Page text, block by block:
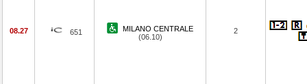
08.27 651
MILANO CENTRALE
(06.10)
2